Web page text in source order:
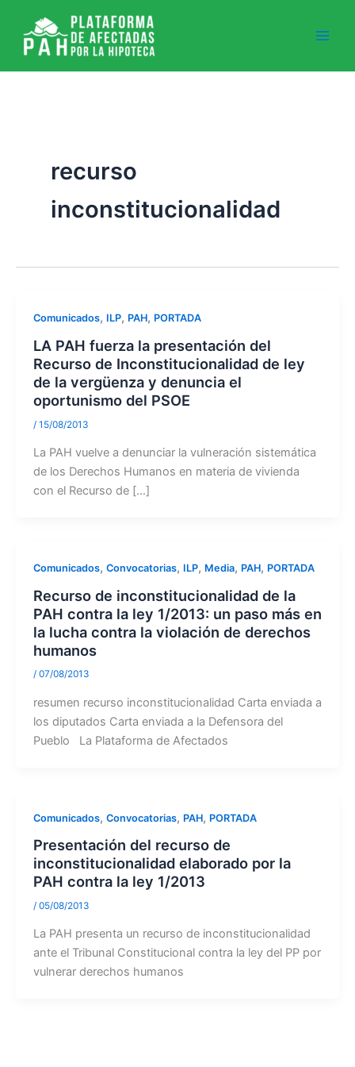
contenido
recurso
inconstitucionalidad
Comunicados, ILP, PAH, PORTADA
LA PAH fuerza la presentación del
Recurso de Inconstitucionalidad de ley
de la vergüenza y denuncia el
oportunismo del PSOE
/ 15/08/2013
La PAH vuelve a denunciar la vulneración sistemática
de los Derechos Humanos en materia de vivienda
con el Recurso de […]
Comunicados, Convocatorias, ILP, Media, PAH, PORTADA
Recurso de inconstitucionalidad de la
PAH contra la ley 1/2013: un paso más en
la lucha contra la violación de derechos
humanos
/ 07/08/2013
resumen recurso inconstitucionalidad Carta enviada a
los diputados Carta enviada a la Defensora del
Pueblo La Plataforma de Afectados
Comunicados, Convocatorias, PAH, PORTADA
Presentación del recurso de
inconstitucionalidad elaborado por la
PAH contra la ley 1/2013
/ 05/08/2013
La PAH presenta un recurso de inconstitucionalidad
ante el Tribunal Constitucional contra la ley del PP por
vulnerar derechos humanos